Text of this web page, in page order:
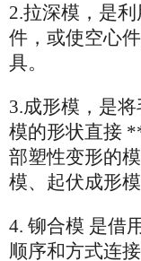
2.拉深模，是
件，或使空心
具。
3.成形模，是
模的形状直接
部塑性变形的
模、起伏成形
4. 铆合模 是借
顺序和方式连